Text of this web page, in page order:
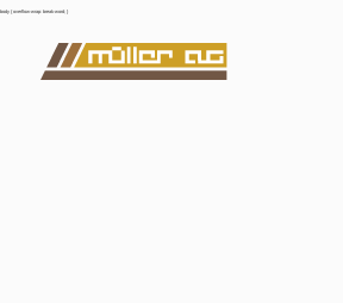
body { overflow-wrap: break-word; }